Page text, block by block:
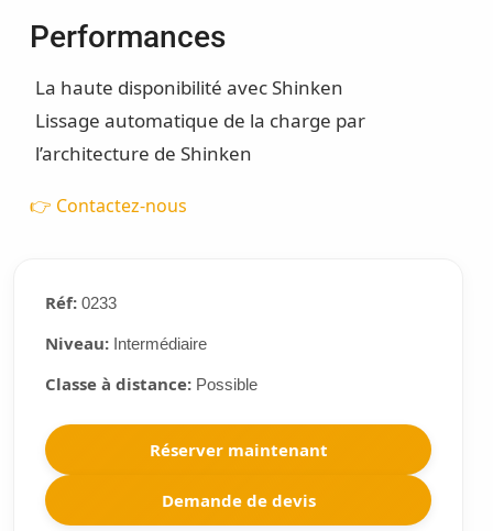
Performances
La haute disponibilité avec Shinken
Lissage automatique de la charge par
l’architecture de Shinken
👉 Contactez-nous
Réf:0233
Niveau:Intermédiaire
Classe à distance:Possible
Réserver maintenant
Demande de devis